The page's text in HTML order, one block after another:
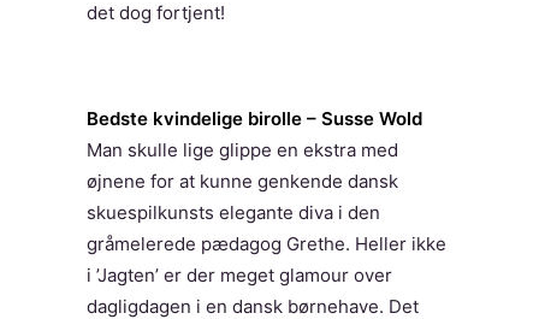
det dog fortjent!
Bedste kvindelige birolle – Susse Wold
Man skulle lige glippe en ekstra med
øjnene for at kunne genkende dansk
skuespilkunsts elegante diva i den
gråmelerede pædagog Grethe. Heller ikke
i ’Jagten’ er der meget glamour over
dagligdagen i en dansk børnehave. Det